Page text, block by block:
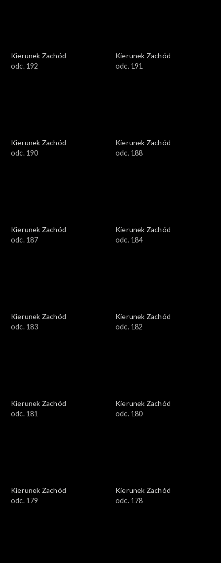
Kierunek Zachód
odc. 192
Kierunek Zachód
odc. 191
Kierunek Zachód
odc. 190
Kierunek Zachód
odc. 188
Kierunek Zachód
odc. 187
Kierunek Zachód
odc. 184
Kierunek Zachód
odc. 183
Kierunek Zachód
odc. 182
Kierunek Zachód
odc. 181
Kierunek Zachód
odc. 180
Kierunek Zachód
odc. 179
Kierunek Zachód
odc. 178